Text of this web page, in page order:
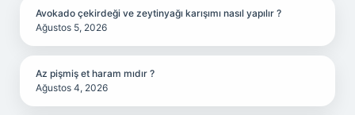
Avokado çekirdeği ve zeytinyağı karışımı nasıl yapılır ?
Ağustos 5, 2026
Az pişmiş et haram mıdır ?
Ağustos 4, 2026